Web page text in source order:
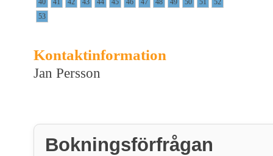
53
Kontaktinformation
Jan Persson
Bokningsförfrågan